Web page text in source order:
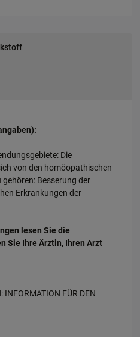
Die
von den homöopathischen
Besserung der
Erkrankungen der
lesen Sie die
Sie Ihre Ärztin, Ihren Arzt
INFORMATION FÜR DEN